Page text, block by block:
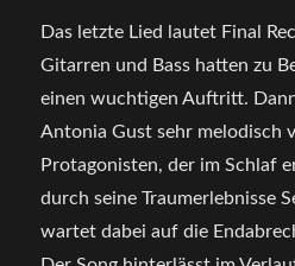
Das letzte Lied lautet Final
Gitarren und Bass hatten zu
einen wuchtigen Auftritt.
Antonia Gust sehr melodisch
Protagonisten, der im Schlaf
durch seine Traumerlebnisse
wartet dabei auf die